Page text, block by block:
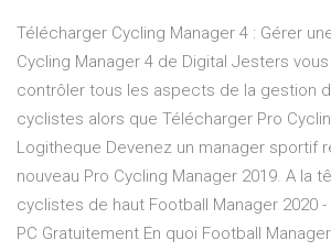
Télécharger Cycling Manager 4 : Gérer
Cycling Manager 4 de Digital Jesters
contrôler tous les aspects de la gestion
cyclistes alors que Télécharger Pro
Logitheque Devenez un manager sportif
nouveau Pro Cycling Manager 2019. A la
cyclistes de haut Football Manager 2020
PC Gratuitement En quoi Football